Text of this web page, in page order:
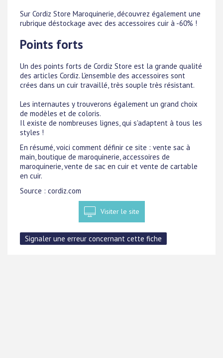
Sur Cordiz Store Maroquinerie, découvrez également une
rubrique déstockage avec des accessoires cuir à -60% !
Points forts
Un des points forts de Cordiz Store est la grande qualité
des articles Cordiz. L'ensemble des accessoires sont
crées dans un cuir travaillé, très souple très résistant.
Les internautes y trouverons également un grand choix
de modèles et de coloris.
Il existe de nombreuses lignes, qui s'adaptent à tous les
styles !
En résumé, voici comment définir ce site : vente sac à
main, boutique de maroquinerie, accessoires de
maroquinerie, vente de sac en cuir et vente de cartable
en cuir.
Source : cordiz.com
Visiter le site